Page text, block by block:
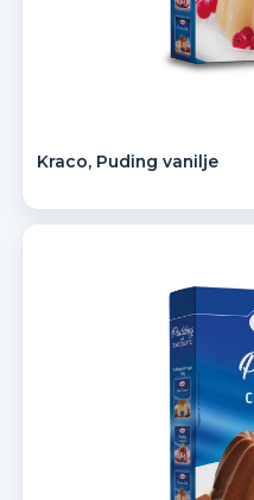
Kraco, Puding vanilje